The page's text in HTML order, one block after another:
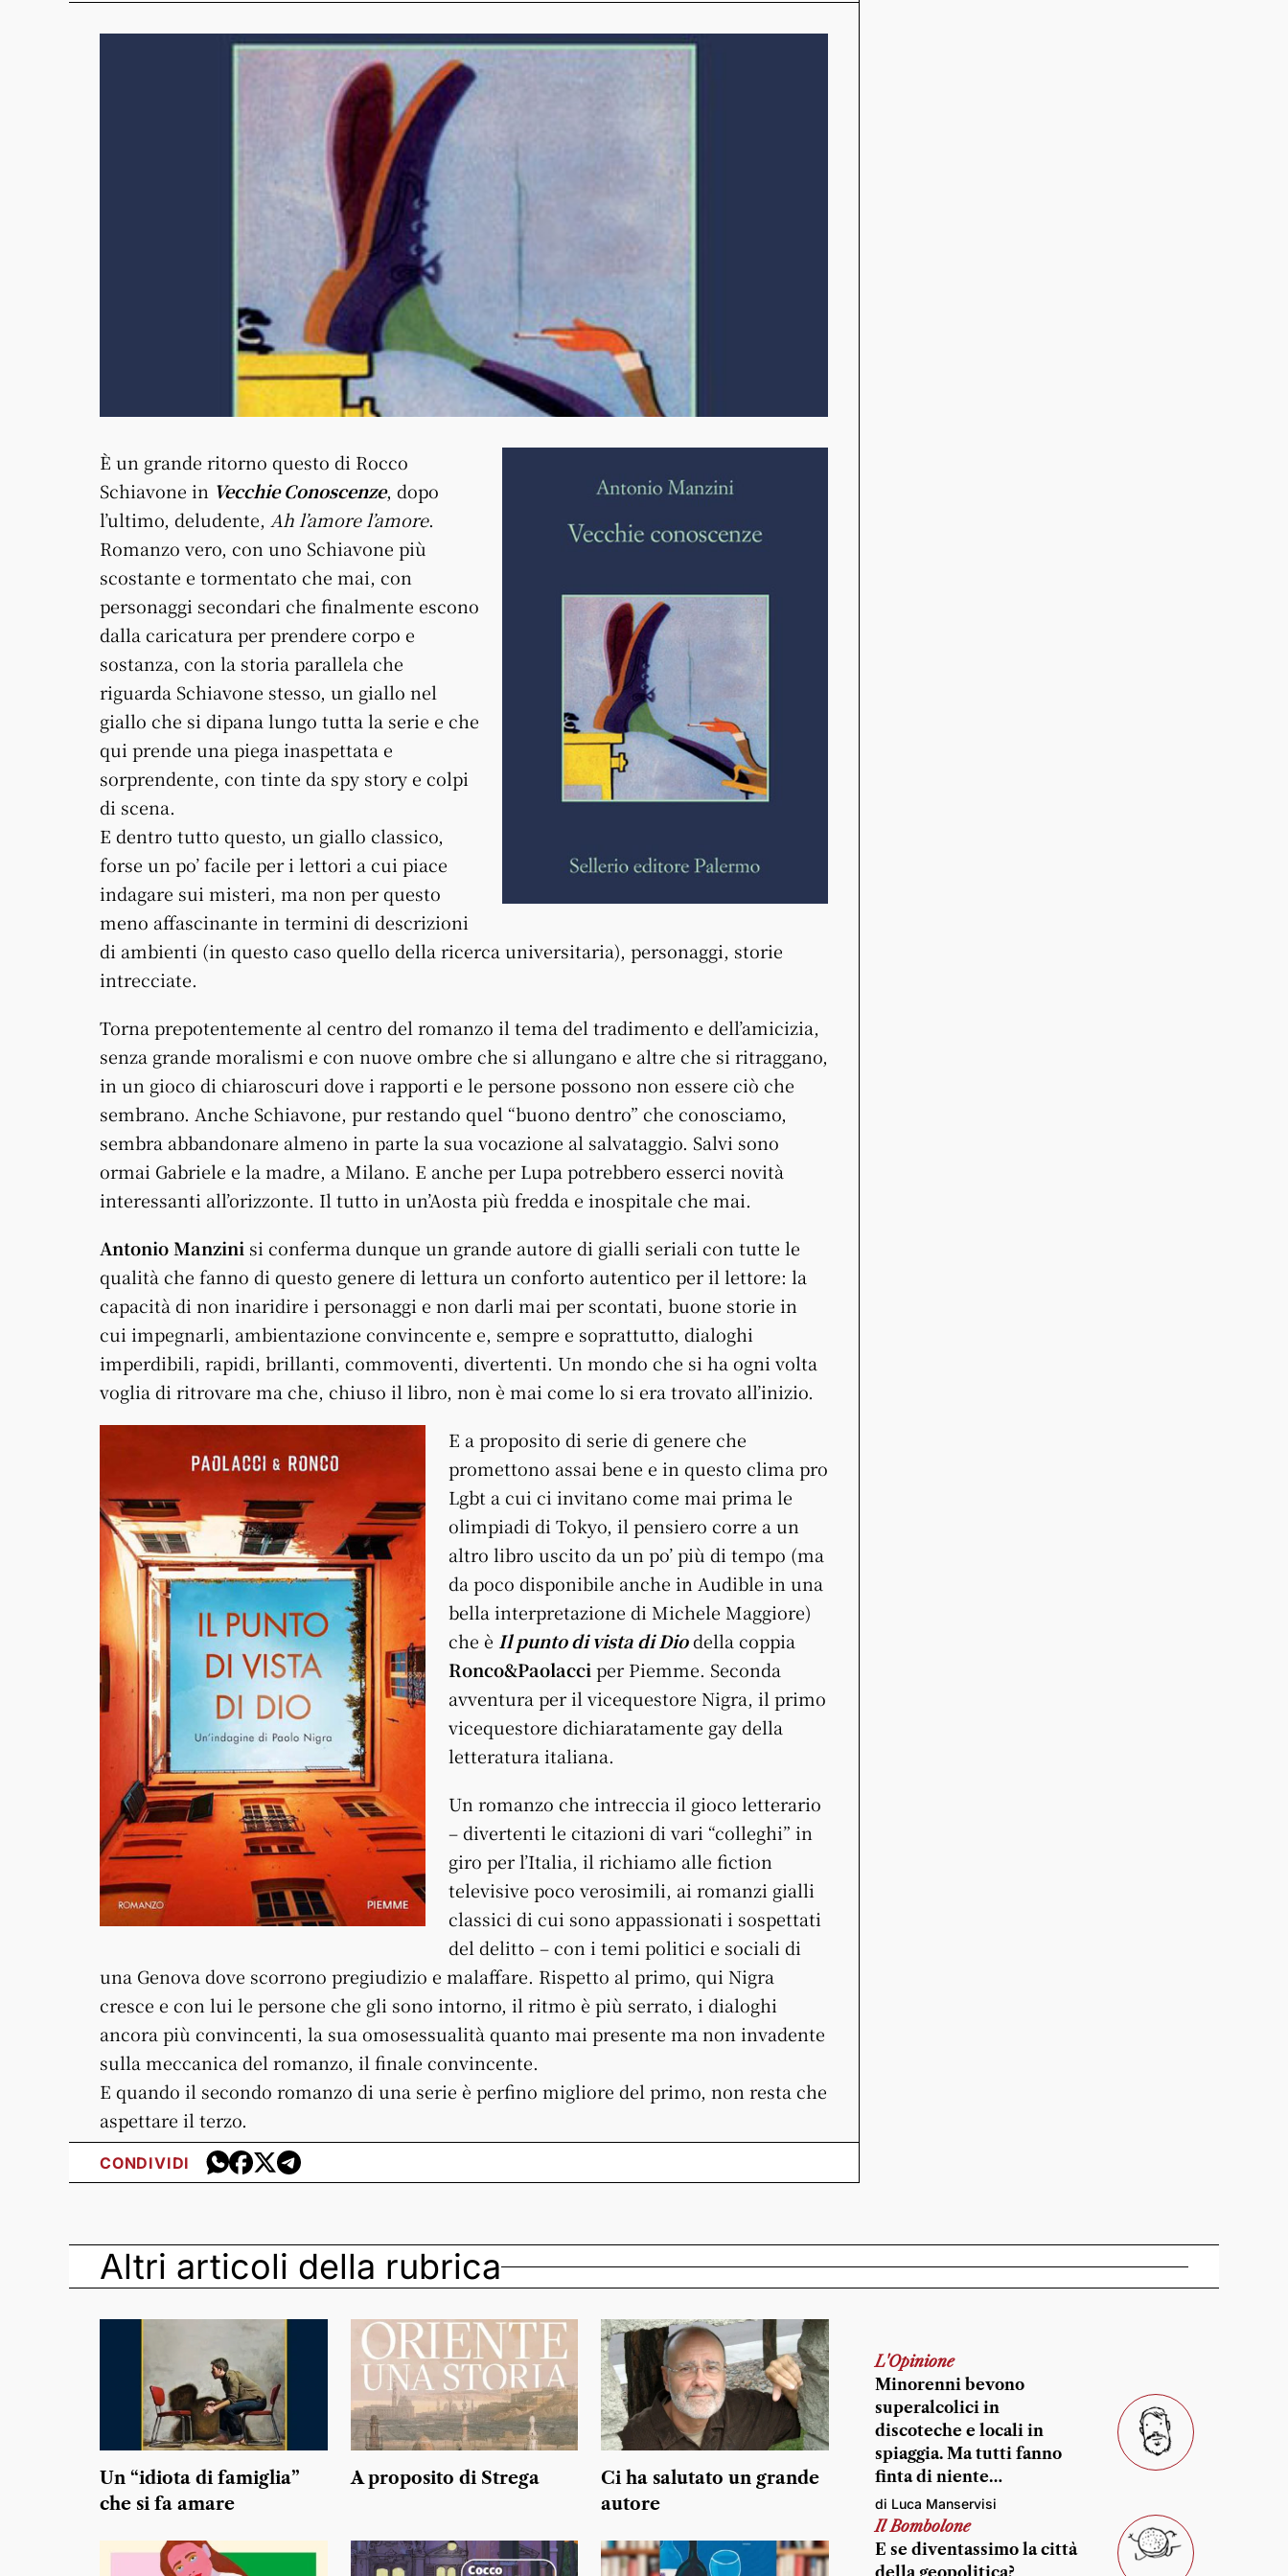
È un grande ritorno questo di Rocco
Schiavone in Vecchie Conoscenze, dopo
l’ultimo, deludente, Ah l’amore l’amore.
Romanzo vero, con uno Schiavone più
scostante e tormentato che mai, con
personaggi secondari che finalmente escono
dalla caricatura per prendere corpo e
sostanza, con la storia parallela che
riguarda Schiavone stesso, un giallo nel
giallo che si dipana lungo tutta la serie e che
qui prende una piega inaspettata e
sorprendente, con tinte da spy story e colpi
di scena.
E dentro tutto questo, un giallo classico,
forse un po’ facile per i lettori a cui piace
indagare sui misteri, ma non per questo
meno affascinante in termini di descrizioni
di ambienti (in questo caso quello della ricerca universitaria), personaggi, storie
intrecciate.
Torna prepotentemente al centro del romanzo il tema del tradimento e dell’amicizia,
senza grande moralismi e con nuove ombre che si allungano e altre che si ritraggano,
in un gioco di chiaroscuri dove i rapporti e le persone possono non essere ciò che
sembrano. Anche Schiavone, pur restando quel “buono dentro” che conosciamo,
sembra abbandonare almeno in parte la sua vocazione al salvataggio. Salvi sono
ormai Gabriele e la madre, a Milano. E anche per Lupa potrebbero esserci novità
interessanti all’orizzonte. Il tutto in un’Aosta più fredda e inospitale che mai.
Antonio Manzini si conferma dunque un grande autore di gialli seriali con tutte le
qualità che fanno di questo genere di lettura un conforto autentico per il lettore: la
capacità di non inaridire i personaggi e non darli mai per scontati, buone storie in
cui impegnarli, ambientazione convincente e, sempre e soprattutto, dialoghi
imperdibili, rapidi, brillanti, commoventi, divertenti. Un mondo che si ha ogni volta
voglia di ritrovare ma che, chiuso il libro, non è mai come lo si era trovato all’inizio.
E a proposito di serie di genere che
promettono assai bene e in questo clima pro
Lgbt a cui ci invitano come mai prima le
olimpiadi di Tokyo, il pensiero corre a un
altro libro uscito da un po’ più di tempo (ma
da poco disponibile anche in Audible in una
bella interpretazione di Michele Maggiore)
che è Il punto di vista di Diodella coppia
Ronco&Paolacci per Piemme. Seconda
avventura per il vicequestore Nigra, il primo
vicequestore dichiaratamente gay della
letteratura italiana.
Un romanzo che intreccia il gioco letterario
– divertenti le citazioni di vari “colleghi” in
giro per l’Italia, il richiamo alle fiction
televisive poco verosimili, ai romanzi gialli
classici di cui sono appassionati i sospettati
del delitto – con i temi politici e sociali di
una Genova dove scorrono pregiudizio e malaffare. Rispetto al primo, qui Nigra
cresce e con lui le persone che gli sono intorno, il ritmo è più serrato, i dialoghi
ancora più convincenti, la sua omosessualità quanto mai presente ma non invadente
sulla meccanica del romanzo, il finale convincente.
E quando il secondo romanzo di una serie è perfino migliore del primo, non resta che
aspettare il terzo.
CONDIVIDI
Altri articoli della rubrica
Un “idiota di famiglia”
che si fa amare
A proposito di Strega
Ci ha salutato un grande
autore
L'Opinione
Minorenni bevono
superalcolici in
discoteche e locali in
spiaggia. Ma tutti fanno
finta di niente…
di Luca Manservisi
Il Bombolone
E se diventassimo la città
della geopolitica?